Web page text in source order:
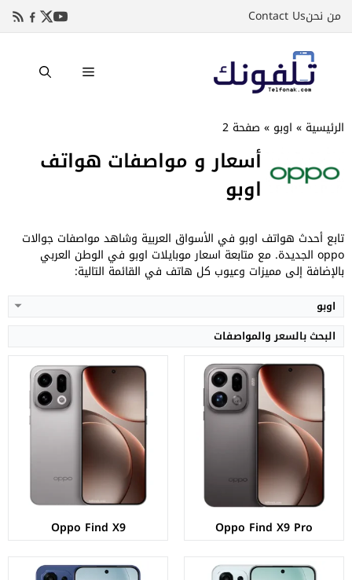
إلىمن نحنContact Us
القائمة
الرئيسية » اوبو » صفحة 2
أسعار و مواصفات هواتف
اوبو
تابع أحدث هواتف اوبو في الأسواق العربية وشاهد مواصفات جوالات
oppo الجديدة. مع متابعة اسعار موبايلات اوبو في الوطن العربي
بالإضافة إلى مميزات وعيوب كل هاتف في القائمة التالية:
اوبو
البحث بالسعر والمواصفات
Oppo Find X9 Pro
الشاشة:
الذاكرة+الرام:256/512/1000 + 12/16 جيجابايت
نظام التشغيل: Android 16
البطارية:7500 مللي أمبير - 80 واط
عرض المواصفات ←
Oppo Find X9
الذاكرة+الرام: 256/512/1000 + 12/16 جيجابايت
نظام التشغيل:Android 16
البطارية:7025 مللي أمبير – 80 واط
عرض المواصفات ←
الشاشة:AMOLED بحجم 6.57 بوصة بدقة FHD+
المعالج:
الكاميرات:خلفية 50+2 م.ب / امامية 16 م.ب
الذاكرة+الرام:128/256 + 8 جيجابايت
نظام التشغيل:
البطارية:
عرض المواصفات ←
الشاشة:AMOLED بحجم 6.57 بوصة بدقة FHD+
الكاميرات:خلفية 50+2 م.ب / امامية 16 م.ب
الذاكرة+الرام:128/256 + 8/12 جيجابايت
نظام التشغيل:
البطارية:
عرض المواصفات ←